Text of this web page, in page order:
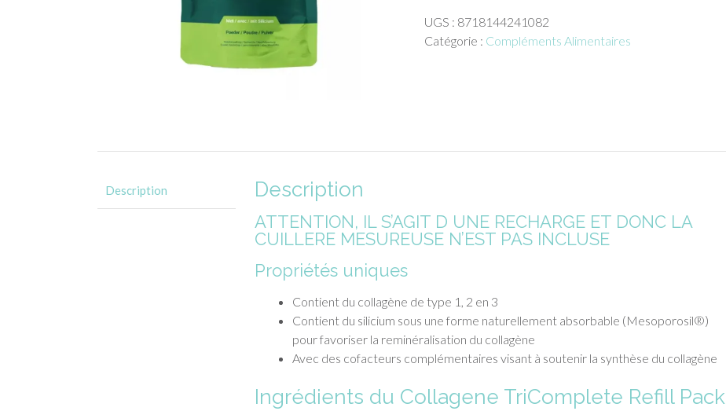
TriComplete
Refill
UGS : 8718144241082
Catégorie : Compléments Alimentaires
Description Description
ATTENTION, IL S’AGIT D UNE RECHARGE ET DONC LA
CUILLERE MESUREUSE N’EST PAS INCLUSE
Propriétés uniques
Contient du collagène de type 1, 2 en 3
Contient du silicium sous une forme naturellement absorbable (Mesoporosil®)
pour favoriser la reminéralisation du collagène
Avec des cofacteurs complémentaires visant à soutenir la synthèse du collagène
Ingrédients du Collagene TriComplete Refill Pack